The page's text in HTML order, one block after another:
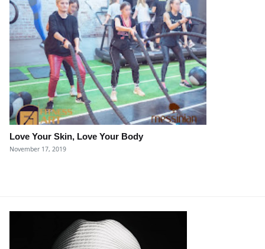
Love Your Skin, Love Your Body
November 17, 2019